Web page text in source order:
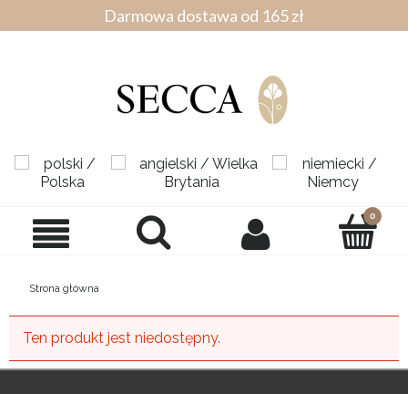
Darmowa dostawa od 165 zł
Strona główna
Ten produkt jest niedostępny.